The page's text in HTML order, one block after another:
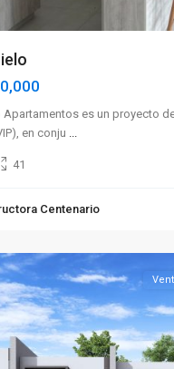
Apartamentos es un proyecto
en conju ...
41
Centenario